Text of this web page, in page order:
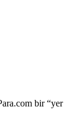
bir “yer